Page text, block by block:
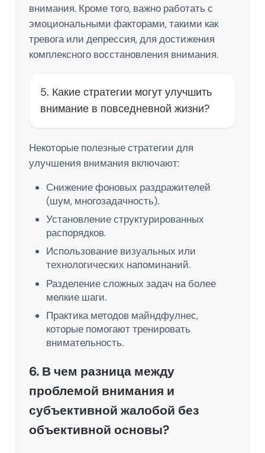
внимания. Кроме того, важно работать с
эмоциональными факторами, такими как
тревога или депрессия, для достижения
комплексного восстановления внимания.
5. Какие стратегии могут улучшить
внимание в повседневной жизни?
Некоторые полезные стратегии для
улучшения внимания включают:
Снижение фоновых раздражителей
(шум, многозадачность).
Установление структурированных
распорядков.
Использование визуальных или
технологических напоминаний.
Разделение сложных задач на более
мелкие шаги.
Практика методов майндфулнес,
которые помогают тренировать
внимательность.
6. В чем разница между
проблемой внимания и
субъективной жалобой без
объективной основы?